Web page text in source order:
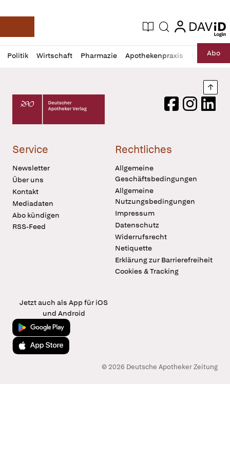
Deutsche Apotheker Zeitung
Aktuelle Ausgabe
Suche login
login
Politik Wirtschaft Pharmazie Apothekenpraxis RechtAbo
Profil
öffnen
Daz
Pur
Deutscher Apotheker Verlag Logo
FacebookInstagram
Service
Newsletter
Über uns
Kontakt
Mediadaten
Abo kündigen
RSS-Feed
Rechtliches
Allgemeine
Geschäftsbedingungen
Allgemeine
Nutzungsbedingungen
Impressum
Datenschutz
Widerrufsrecht
Netiquette
Erklärung zur Barrierefreiheit
Cookies & Tracking
Jetzt auch als App für iOS
und Android
Jetzt bei Google Play
Laden im App Store
© 2026 Deutsche Apotheker Zeitung